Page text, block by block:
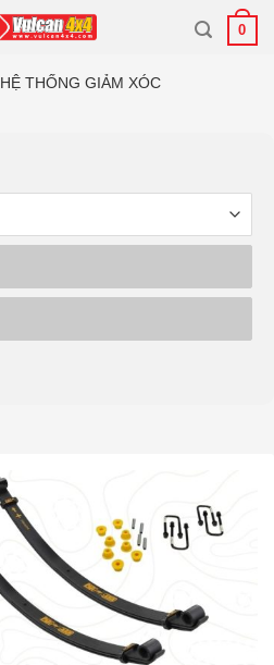
0
HỆ THỐNG GIẢM XÓC